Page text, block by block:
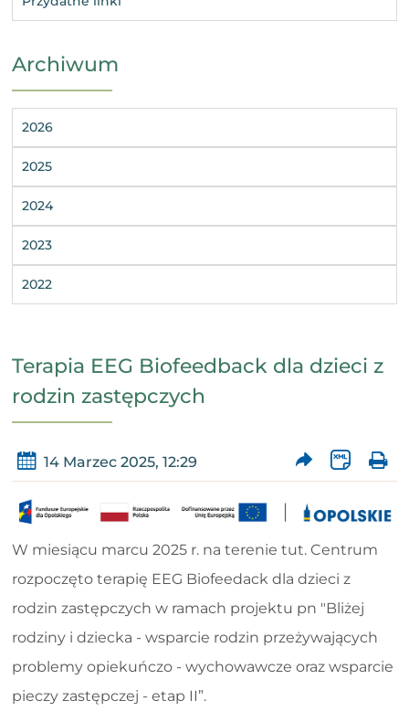
Archiwum
2026
2025
2024
2023
2022
Terapia EEG Biofeedback dla dzieci z
rodzin zastępczych
14 Marzec 2025, 12:29
W miesiącu marcu 2025 r. na terenie tut. Centrum
rozpoczęto terapię EEG Biofeedack dla dzieci z
rodzin zastępczych w ramach projektu pn "Bliżej
rodziny i dziecka - wsparcie rodzin przeżywających
problemy opiekuńczo - wychowawcze oraz wsparcie
pieczy zastępczej - etap II”.